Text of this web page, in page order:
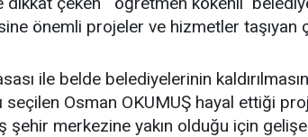
önemli projeler ve hizmetler taşıyan
ile belde belediyelerinin
seçilen Osman OKUMUŞ hayal ettiği
şehir merkezine yakın olduğu için